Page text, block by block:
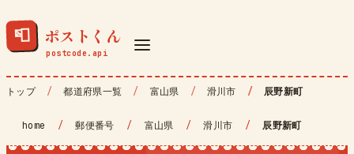
📮 ポストくん
トップ 都道府県一覧 富山県 滑川市 辰野新町
home / 郵便番号 / 富山県 / 滑川市 / 辰野新町